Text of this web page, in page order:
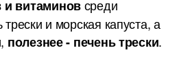
и витаминовсреди
трески и морская капуста, а
полезнее - печень трески.